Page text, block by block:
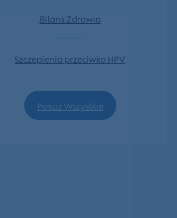
Bilans Zdrowia
Szczepienia przeciwko HPV
Pokaż Wszystkie